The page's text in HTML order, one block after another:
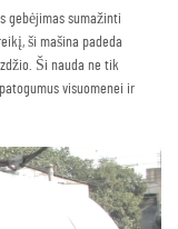
gebėjimas sumažinti
ši mašina padeda
Ši nauda ne tik
visuomenei ir